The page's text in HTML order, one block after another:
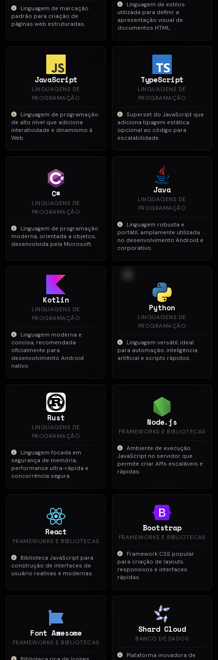
Linguagem de marcação
padrão para criação de
páginas web estruturadas.
Linguagem de estilos
utilizada para definir a
apresentação visual de
documentos HTML.
JavaScript
LINGUAGENS DE
PROGRAMAÇÃO
Linguagem de programação
de alto nível que adiciona
interatividade e dinamismo à
Web.
TypeScript
LINGUAGENS DE
PROGRAMAÇÃO
Superset do JavaScript que
adiciona tipagem estática
opcional ao código para
escalabilidade.
C#
LINGUAGENS DE
PROGRAMAÇÃO
Linguagem de programação
moderna, orientada a objetos,
desenvolvida pela Microsoft.
Java
LINGUAGENS DE
PROGRAMAÇÃO
Linguagem robusta e
portátil, amplamente utilizada
no desenvolvimento Android e
corporativo.
Kotlin
LINGUAGENS DE
PROGRAMAÇÃO
Linguagem moderna e
concisa, recomendada
oficialmente para
desenvolvimento Android
nativo.
Python
LINGUAGENS DE
PROGRAMAÇÃO
Linguagem versátil, ideal
para automação, inteligência
artificial e scripts rápidos.
Rust
LINGUAGENS DE
PROGRAMAÇÃO
Linguagem focada em
segurança de memória,
performance ultra-rápida e
concorrência segura.
Node.js
FRAMEWORKS E BIBLIOTECAS
Ambiente de execução
JavaScript no servidor que
permite criar APIs escaláveis e
rápidas.
React
FRAMEWORKS E BIBLIOTECAS
Biblioteca JavaScript para
construção de interfaces de
usuário reativas e modernas.
Bootstrap
FRAMEWORKS E BIBLIOTECAS
Framework CSS popular
para criação de layouts
responsivos e interfaces
rápidas.
Font Awesome
FRAMEWORKS E BIBLIOTECAS
Shard Cloud
BANCO DE DADOS
Plataforma inovadora de